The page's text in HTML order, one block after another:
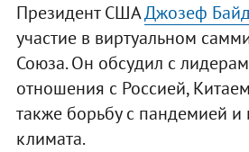
Президент СШАДжозеф
участие в виртуальном
Союза. Он обсудил с
отношения с Россией,
также борьбу с пандемией
климата.